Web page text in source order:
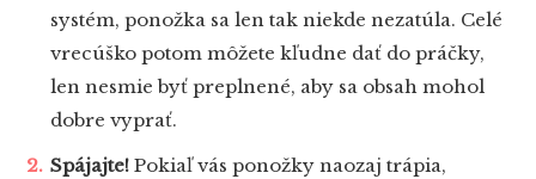
systém, ponožka sa len tak niekde nezatúla. Celé
vrecúško potom môžete kľudne dať do práčky,
len nesmie byť preplnené, aby sa obsah mohol
dobre vyprať.
Spájajte! Pokiaľ vás ponožky naozaj trápia,